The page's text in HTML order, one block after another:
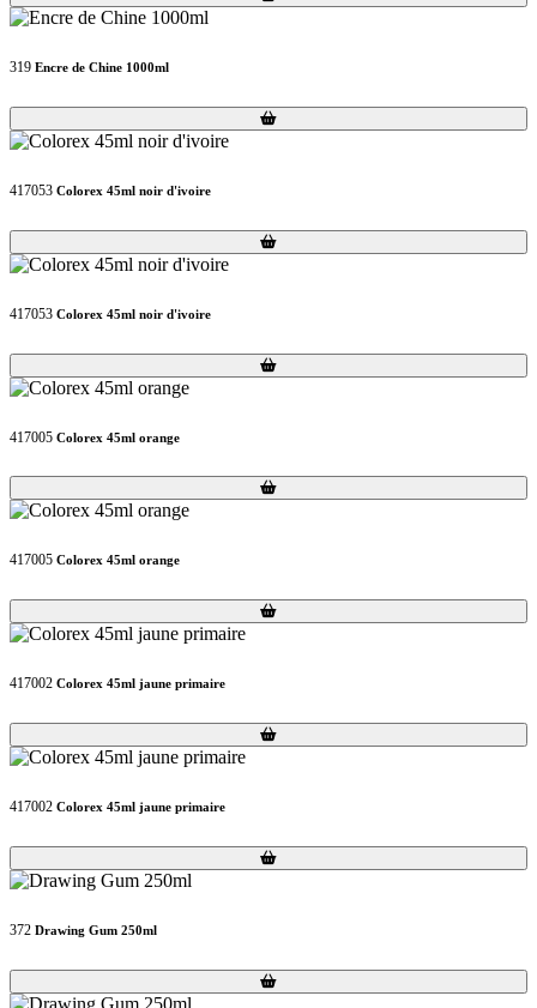
319 Encre de Chine 1000ml
Loading...
Loading...
417053 Colorex 45ml noir d'ivoire
Loading...
Loading...
417053 Colorex 45ml noir d'ivoire
Loading...
Loading...
417005 Colorex 45ml orange
Loading...
Loading...
417005 Colorex 45ml orange
Loading...
Loading...
417002 Colorex 45ml jaune primaire
Loading...
Loading...
417002 Colorex 45ml jaune primaire
Loading...
Loading...
372 Drawing Gum 250ml
Loading...
Loading...